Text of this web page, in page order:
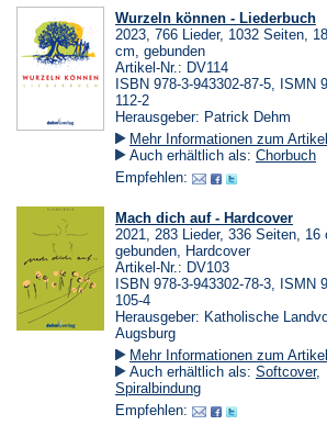
Wurzeln können - Liederbuch
2023, 766 Lieder, 1032 Seiten,
cm, gebunden
Artikel-Nr.: DV114
ISBN 978-3-943302-87-5, ISMN
112-2
Herausgeber: Patrick Dehm
Mehr Informationen zum Artikel
Auch erhältlich als: Chorbuch
Empfehlen:
Mach dich auf - Hardcover
2021, 283 Lieder, 336 Seiten, 16
gebunden, Hardcover
Artikel-Nr.: DV103
ISBN 978-3-943302-78-3, ISMN
105-4
Herausgeber: Katholische
Augsburg
Mehr Informationen zum Artikel
Auch erhältlich als: Softcover,
Spiralbindung
Empfehlen: